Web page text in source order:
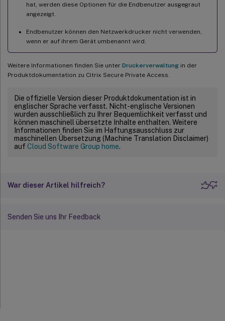
hat, werden diese Optionen für die Endbenutzer ausgegraut
angezeigt.
Endbenutzer können den Netzwerkdrucker nicht verwenden,
wenn er auf ihrem Gerät umbenannt wird.
Weitere Informationen finden Sie unter Druckerverwaltung in der
Produktdokumentation zu Citrix Secure Private Access.
Die offizielle Version dieser Produktdokumentation ist in
englischer Sprache verfasst. Nicht-englische Versionen
wurden ausschließlich zu Ihrer Bequemlichkeit verfasst und
können maschinell übersetzte Inhalte enthalten. Weitere
Informationen finden Sie im Haftungsausschluss zur
maschinellen Übersetzung (Machine Translation Disclaimer)
auf Cloud Software Group home.
War dieser Artikel hilfreich?
Senden Sie uns Ihr Feedback